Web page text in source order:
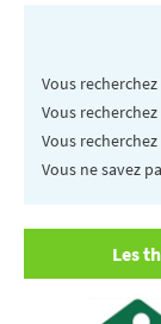
Vous
Vous
Vous
Vous ne savez
Les